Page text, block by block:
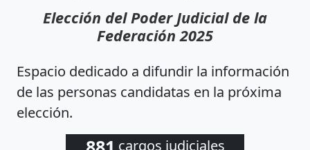
Elección del Poder Judicial de la
Federación 2025
Espacio dedicado a difundir la información
de las personas candidatas en la próxima
elección.
cargos judiciales